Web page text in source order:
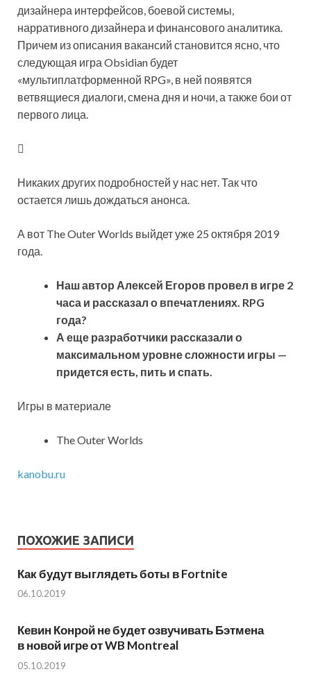
дизайнера интерфейсов, боевой системы,
нарративного дизайнера и финансовогоаналитика.
Причем из описания вакансий становится ясно, что
следующая игра Obsidian будет
«мультиплатформенной RPG», в ней появятся
ветвящиеся диалоги, смена дня и ночи, а также бои от
первого лица.
Никаких других подробностей у нас нет. Так что
остается лишь дождаться анонса.
А вот The Outer Worlds выйдет уже 25 октября 2019
года.
Наш автор Алексей Егоров провел в игре 2
часа и рассказал о впечатлениях. RPG
года?
А еще разработчики рассказали о
максимальном уровне сложности игры —
придется есть, пить и спать.
Игры в материале
The Outer Worlds
kanobu.ru
ПОХОЖИЕ ЗАПИСИ
Как будут выглядеть боты в Fortnite
06.10.2019
Кевин Конрой не будет озвучивать Бэтмена
в новой игре от WB Montreal
05.10.2019